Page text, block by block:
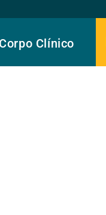
Corpo Clínico